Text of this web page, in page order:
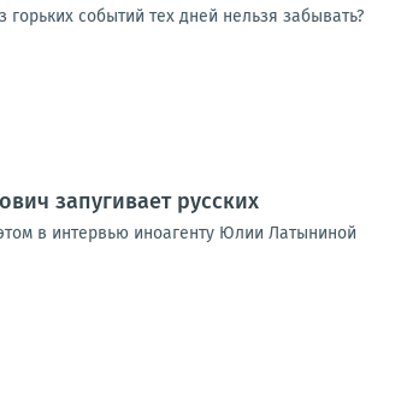
событий тех дней нельзя забывать?
запугивает русских
в интервью иноагенту Юлии Латыниной